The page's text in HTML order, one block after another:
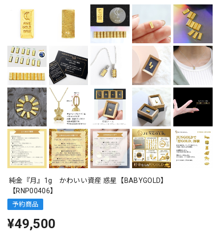
純金『月』1g かわいい資産 惑星【BABYGOLD】
【RNP00406】
予約商品
¥49,500